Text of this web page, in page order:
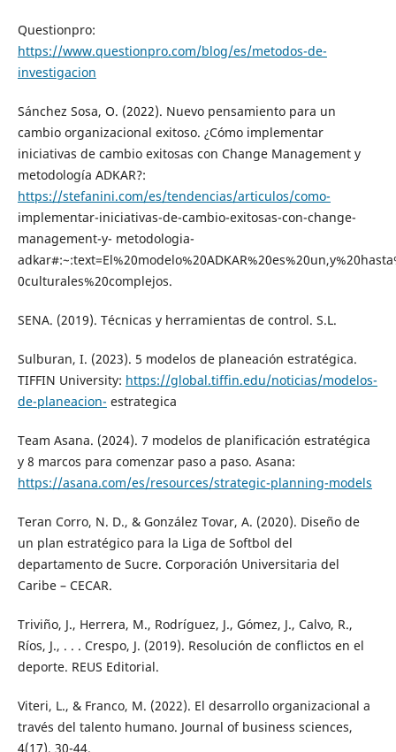
Questionpro:
https://www.questionpro.com/blog/es/metodos-de-
investigacion
Sánchez Sosa, O. (2022). Nuevo pensamiento para un
cambio organizacional exitoso. ¿Cómo implementar
iniciativas de cambio exitosas con Change Management y
metodología ADKAR?:
https://stefanini.com/es/tendencias/articulos/como-
implementar-iniciativas-de-cambio-exitosas-con-change-
management-y- metodologia-
0culturales%20complejos.
SENA. (2019). Técnicas y herramientas de control. S.L.
Sulburan, I. (2023). 5 modelos de planeación estratégica.
TIFFIN University: https://global.tiffin.edu/noticias/modelos-
de-planeacion- estrategica
Team Asana. (2024). 7 modelos de planificación estratégica
y 8 marcos para comenzar paso a paso. Asana:
https://asana.com/es/resources/strategic-planning-models
Teran Corro, N. D., & González Tovar, A. (2020). Diseño de
un plan estratégico para la Liga de Softbol del
departamento de Sucre. Corporación Universitaria del
Caribe – CECAR.
Triviño, J., Herrera, M., Rodríguez, J., Gómez, J., Calvo, R.,
Ríos, J., . . . Crespo, J. (2019). Resolución de conflictos en el
deporte. REUS Editorial.
Viteri, L., & Franco, M. (2022). El desarrollo organizacional a
través del talento humano. Journal of business sciences,
4(17), 30-44.